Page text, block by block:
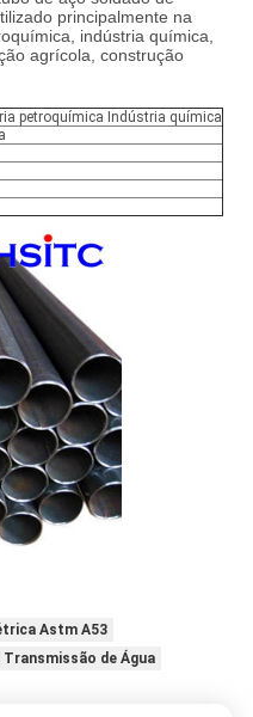
principalmente na
indústria química,
agrícola, construção
petroquímica Indústria química
Astm A53
de Água